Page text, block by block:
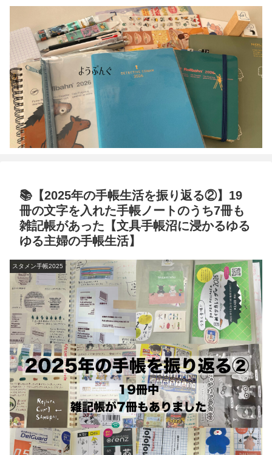
📚【2025年の手帳生活を振り返る②】19
冊の文字を入れた手帳ノートのうち7冊も
雑記帳があった【文具手帳沼に浸かるゆる
ゆる主婦の手帳生活】
スタメン手帳2025